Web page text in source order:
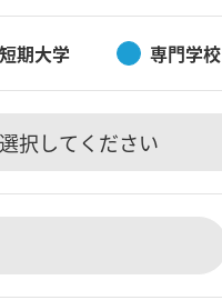
短期大学 専門学校
択してください